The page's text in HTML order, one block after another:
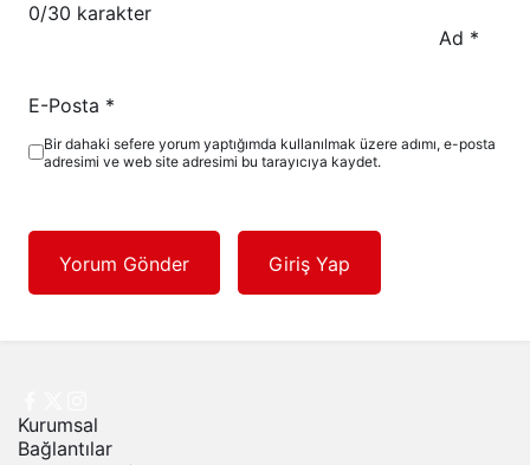
0/30 karakter
Ad *
E-Posta *
Bir dahaki sefere yorum yaptığımda kullanılmak üzere adımı, e-posta
adresimi ve web site adresimi bu tarayıcıya kaydet.
Yorum Gönder Giriş Yap
Kurumsal
Bağlantılar